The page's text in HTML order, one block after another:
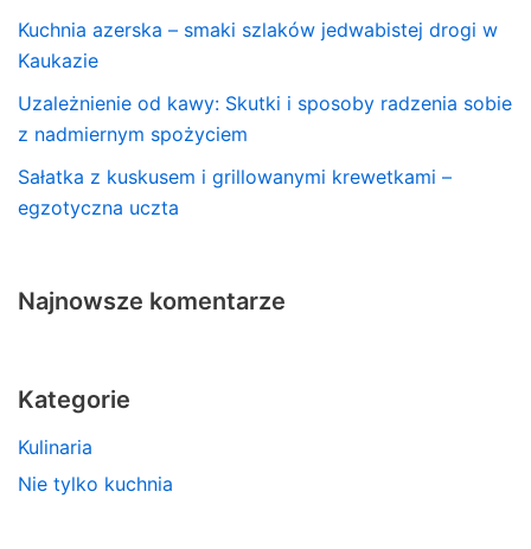
Kuchnia azerska – smaki szlaków jedwabistej drogi w
Kaukazie
Uzależnienie od kawy: Skutki i sposoby radzenia sobie
z nadmiernym spożyciem
Sałatka z kuskusem i grillowanymi krewetkami –
egzotyczna uczta
Najnowsze komentarze
Kategorie
Kulinaria
Nie tylko kuchnia